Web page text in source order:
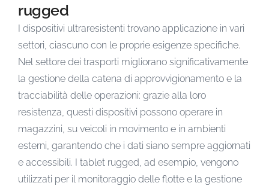
rugged
I dispositivi ultraresistenti trovano applicazione in vari
settori, ciascuno con le proprie esigenze specifiche.
Nel settore dei trasporti migliorano significativamente
la gestione della catena di approvvigionamento e la
tracciabilità delle operazioni: grazie alla loro
resistenza, questi dispositivi possono operare in
magazzini, su veicoli in movimento e in ambienti
esterni, garantendo che i dati siano sempre aggiornati
e accessibili. I tablet rugged, ad esempio, vengono
utilizzati per il monitoraggio delle flotte e la gestione